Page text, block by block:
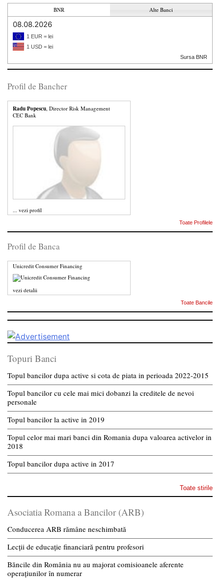
BNR Alte Banci
08.08.2026
1 EUR = lei
1 USD = lei
Sursa BNR
Profil de Bancher
Radu Popescu, Director Risk Management
CEC Bank
... vezi profil
Toate Profilele
Profil de Banca
Unicredit Consumer Financing
vezi detalii
Toate Bancile
Topuri Banci
Topul bancilor dupa active si cota de piata in perioada 2022-2015
Topul bancilor cu cele mai mici dobanzi la creditele de nevoi
personale
Topul bancilor la active in 2019
Topul celor mai mari banci din Romania dupa valoarea activelor in
2018
Topul bancilor dupa active in 2017
Toate stirile
Asociatia Romana a Bancilor (ARB)
Conducerea ARB rămâne neschimbată
Lecții de educație financiară pentru profesori
Băncile din România nu au majorat comisioanele aferente
operațiunilor în numerar